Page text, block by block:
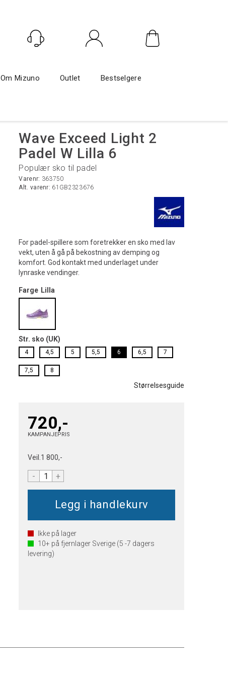
Om Mizuno Outlet Bestselgere
Wave Exceed Light 2
Padel W Lilla 6
Populær sko til padel
Varenr: 363750
Alt. varenr: 61GB2323676
For padel-spillere som foretrekker en sko med lav
vekt, uten å gå på bekostning av demping og
komfort. God kontakt med underlaget under
lynraske vendinger.
Farge Lilla
Str. sko (UK)
4 4,5 5 5,5 6 6,5 7
7,5 8
Størrelsesguide
720,-
KAMPANJEPRIS
Veil. 1 800,-
- +
Ikke på lager
10+ på fjernlager Sverige (5 -7 dagers
levering)